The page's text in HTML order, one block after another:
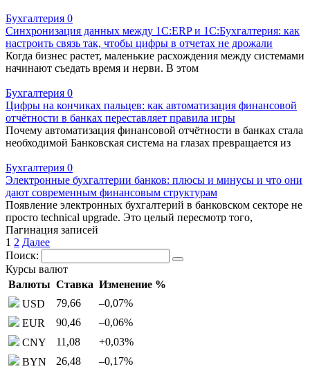
Бухгалтерия 0
Синхронизация данных между 1С:ERP и 1С:Бухгалтерия: как
настроить связь так, чтобы цифры в отчетах не дрожали
Когда бизнес растет, маленькие расхождения между системами
начинают съедать время и нерви. В этом
Бухгалтерия 0
Цифры на кончиках пальцев: как автоматизация финансовой
отчётности в банках переставляет правила игры
Почему автоматизация финансовой отчётности в банках стала
необходимой Банковская система на глазах превращается из
Бухгалтерия 0
Электронные бухгалтерии банков: плюсы и минусы и что они
дают современным финансовым структурам
Появление электронных бухгалтерий в банковском секторе не
просто technical upgrade. Это целый пересмотр того,
Пагинация записей
1 2 Далее
Поиск:
Курсы валют
Валюты Ставка Изменение %
USD
79,66 –0,07%
EUR
90,46 –0,06%
CNY
11,08 +0,03%
BYN
26,48 –0,17%